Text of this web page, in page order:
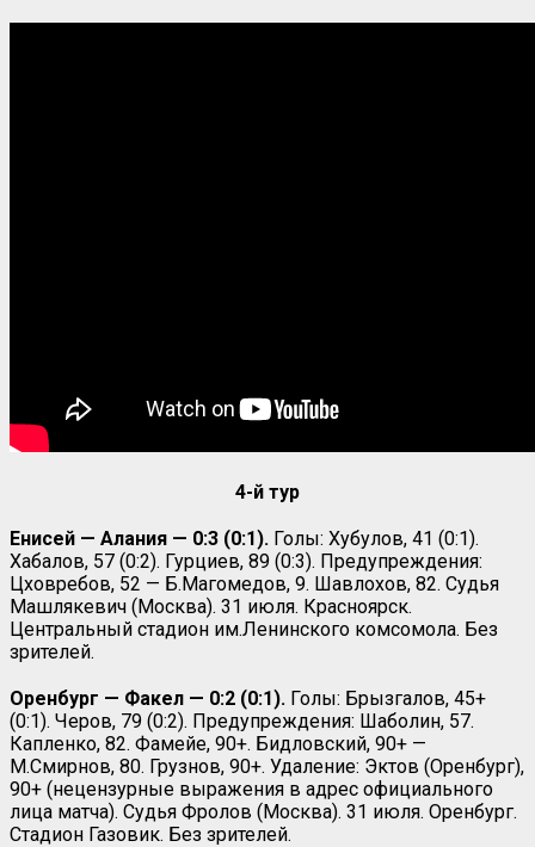
4-й тур
Енисей — Алания — 0:3 (0:1). Голы: Хубулов, 41 (0:1).
Хабалов, 57 (0:2). Гурциев, 89 (0:3). Предупреждения:
Цховребов, 52 — Б.Магомедов, 9. Шавлохов, 82. Судья
Машлякевич (Москва). 31 июля. Красноярск.
Центральный стадион им.Ленинского комсомола. Без
зрителей.
Оренбург — Факел — 0:2 (0:1). Голы: Брызгалов, 45+
(0:1). Черов, 79 (0:2). Предупреждения: Шаболин, 57.
Капленко, 82. Фамейе, 90+. Бидловский, 90+ —
М.Смирнов, 80. Грузнов, 90+. Удаление: Эктов (Оренбург),
90+ (нецензурные выражения в адрес официального
лица матча). Судья Фролов (Москва). 31 июля. Оренбург.
Стадион Газовик. Без зрителей.